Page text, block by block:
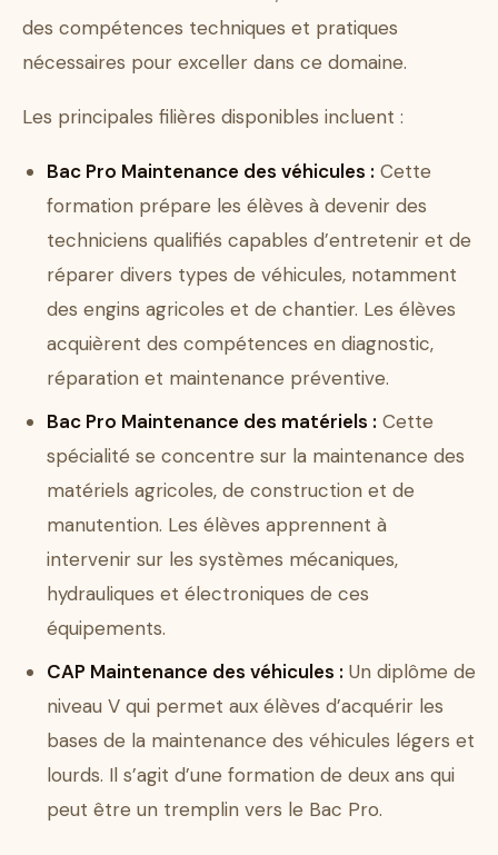
des compétences techniques et pratiques
nécessaires pour exceller dans ce domaine.
Les principales filières disponibles incluent :
Bac Pro Maintenance des véhicules : Cette
formation prépare les élèves à devenir des
techniciens qualifiés capables d’entretenir et de
réparer divers types de véhicules, notamment
des engins agricoles et de chantier. Les élèves
acquièrent des compétences en diagnostic,
réparation et maintenance préventive.
Bac Pro Maintenance des matériels : Cette
spécialité se concentre sur la maintenance des
matériels agricoles, de construction et de
manutention. Les élèves apprennent à
intervenir sur les systèmes mécaniques,
hydrauliques et électroniques de ces
équipements.
CAP Maintenance des véhicules : Un diplôme de
niveau V qui permet aux élèves d’acquérir les
bases de la maintenance des véhicules légers et
lourds. Il s’agit d’une formation de deux ans qui
peut être un tremplin vers le Bac Pro.